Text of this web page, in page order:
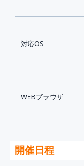
対応OS
WEBブラウザ
開催日程